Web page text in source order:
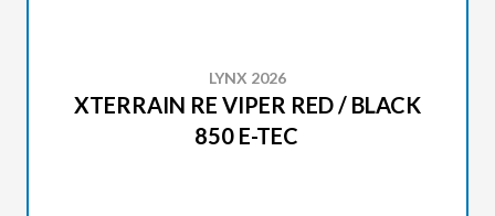
LYNX 2026
XTERRAIN RE VIPER RED / BLACK
850 E-TEC